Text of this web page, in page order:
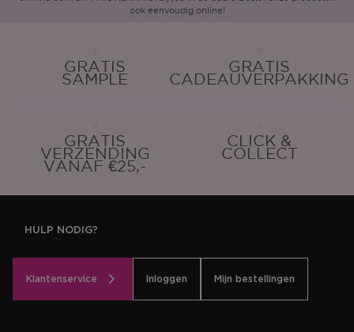
ook eenvoudig online!
GRATIS
SAMPLE
GRATIS
CADEAUVERPAKKING
GRATIS
VERZENDING
VANAF €25,-
CLICK &
COLLECT
HULP NODIG?
Klantenservice Inloggen Mijn bestellingen